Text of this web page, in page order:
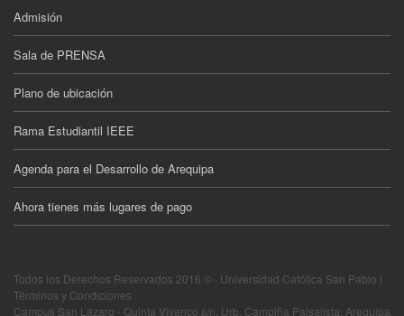
Admisión
Sala de PRENSA
Plano de ubicación
Rama Estudiantil IEEE
Agenda para el Desarrollo de Arequipa
Ahora tienes más lugares de pago
Todos los Derechos Reservados 2016 © · Universidad Católica San Pablo |
Términos y Condiciones
Campus San Lázaro - Quinta Vivanco s/n, Urb. Campiña Paisajista, Arequipa